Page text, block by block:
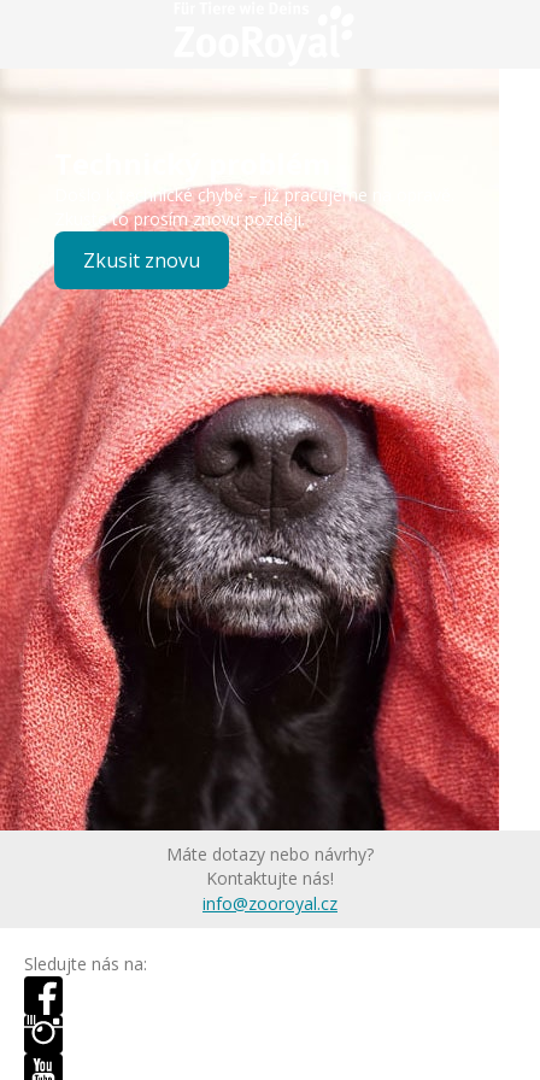
Došlo k technické chybě – již pracujeme na opravě.
Zkuste to prosím znovu později.
Zkusit znovu
Máte dotazy nebo návrhy?
Kontaktujte nás!
info@zooroyal.cz
Sledujte nás na: